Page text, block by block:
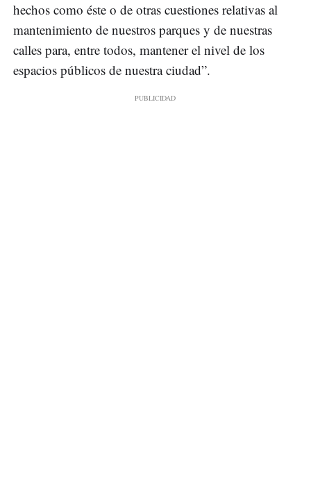
hechos como éste o de otras cuestiones relativas al
mantenimiento de nuestros parques y de nuestras
calles para, entre todos, mantener el nivel de los
espacios públicos de nuestra ciudad”.